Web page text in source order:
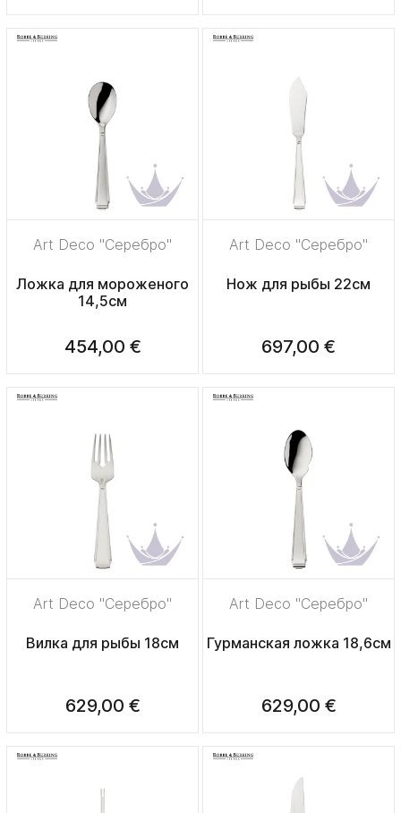
Art Deco "Серебро"
Ложка для мороженого
14,5см
454,00 €
Art Deco "Серебро"
Нож для рыбы 22см
697,00 €
Art Deco "Серебро"
Вилка для рыбы 18см
629,00 €
Art Deco "Серебро"
Гурманская ложка 18,6см
629,00 €